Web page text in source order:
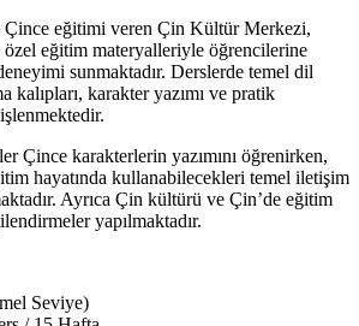
Çince eğitimi veren Çin Kültür Merkezi,
özel eğitim materyalleriyle öğrencilerine
sunmaktadır. Derslerde temel dil
kalıpları, karakter yazımı ve pratik
Çince karakterlerin yazımını öğrenirken,
hayatında kullanabilecekleri temel iletişim
Ayrıca Çin kültürü ve Çin’de eğitim
yapılmaktadır.
Seviye)